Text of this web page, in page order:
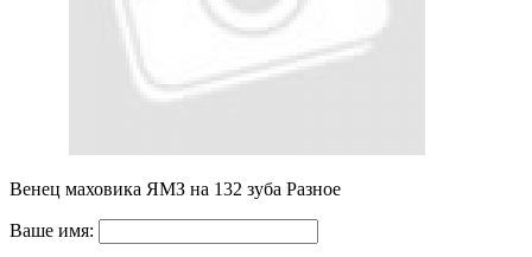
Венец маховика ЯМЗ на 132 зуба Разное
Ваше имя: